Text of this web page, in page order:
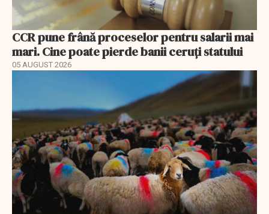
CCR pune frână proceselor pentru salarii mai
mari. Cine poate pierde banii ceruți statului
05 AUGUST 2026